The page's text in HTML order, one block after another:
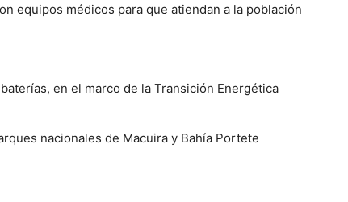
equipos médicos para que atiendan a la población
en el marco de la Transición Energética
nacionales de Macuira y Bahía Portete